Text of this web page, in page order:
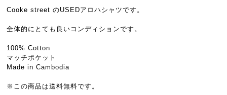
Cooke street のUSEDアロハシャツです。
全体的にとても良いコンディションです。
100% Cotton
マッチポケット
Made in Cambodia
※この商品は送料無料です。